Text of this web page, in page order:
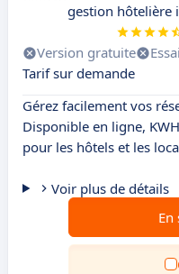
gestion hôtelière
Version gratuite
Tarif sur demande
Gérez facilement vos
Disponible en ligne,
pour les hôtels et les
Voir plus de détails
En